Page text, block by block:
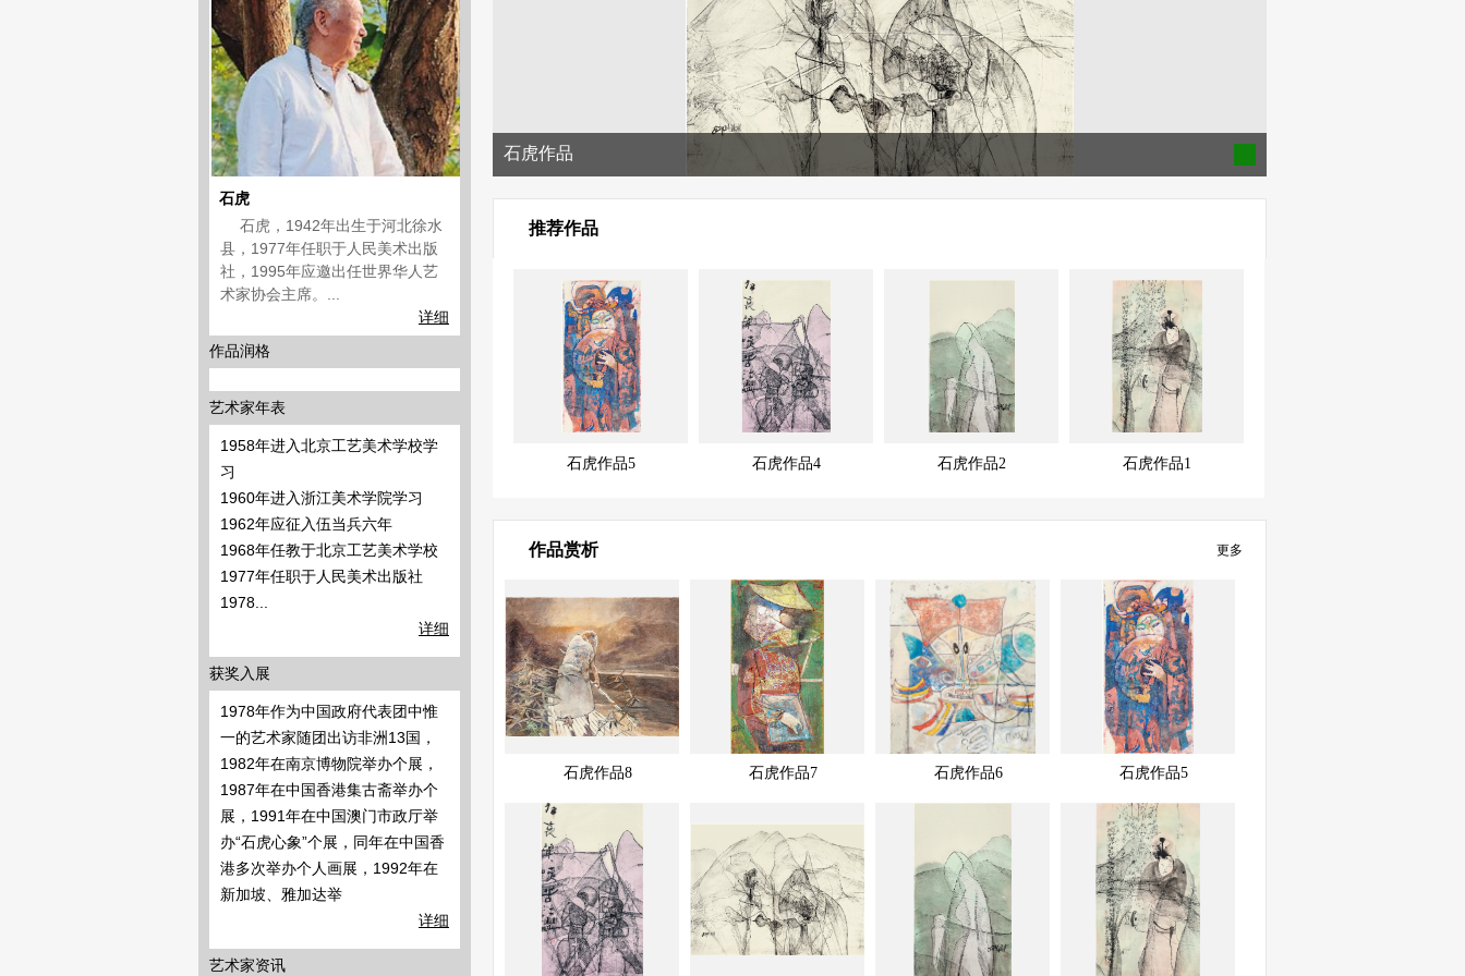
石虎
石虎，1942年出生于河北徐水
县，1977年任职于人民美术出版
社，1995年应邀出任世界华人艺
术家协会主席。...
详细
作品润格
艺术家年表
1958年进入北京工艺美术学校学
习
1960年进入浙江美术学院学习
1962年应征入伍当兵六年
1968年任教于北京工艺美术学校
1977年任职于人民美术出版社
1978...
详细
获奖入展
1978年作为中国政府代表团中惟
一的艺术家随团出访非洲13国，
1982年在南京博物院举办个展，
1987年在中国香港集古斋举办个
展，1991年在中国澳门市政厅举
办“石虎心象”个展，同年在中国香
港多次举办个人画展，1992年在
新加坡、雅加达举
详细
艺术家资讯
石虎作品
推荐作品
石虎作品5 石虎作品4 石虎作品2 石虎作品1
作品赏析 更多
快速查看
石虎作品8
快速查看
石虎作品7
快速查看
石虎作品6
快速查看
石虎作品5